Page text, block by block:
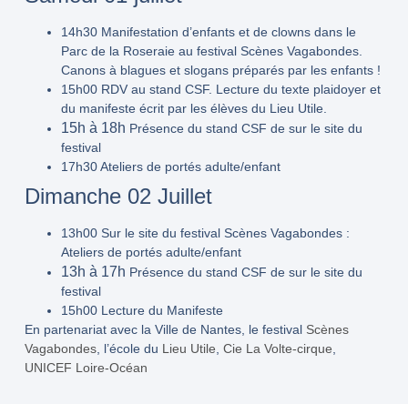
14h30Manifestation d’enfants et de clowns dans le
Parc de la Roseraie au festival Scènes Vagabondes.
Canons à blagues et slogans préparés par les enfants !
15h00RDV au stand CSF. Lecture du texte plaidoyer et
du manifeste écrit par les élèves du Lieu Utile.
15h à 18h Présence du stand CSF de sur le site du
festival
17h30Ateliers de portés adulte/enfant
Dimanche 02 Juillet
13h00Sur le site du festival Scènes Vagabondes :
Ateliers de portés adulte/enfant
13h à 17h Présence du stand CSF de sur le site du
festival
15h00Lecture du Manifeste
En partenariat avec la Ville de Nantes, le festival Scènes
Vagabondes, l’école du Lieu Utile Cie La Volte-cirque
UNICEF Loire-Océan